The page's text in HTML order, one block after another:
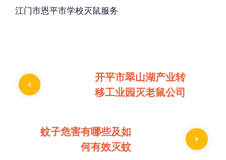
江门市恩平市学校灭鼠服务
开平市翠山湖产业转
移工业园灭老鼠公司
蚊子危害有哪些及如
何有效灭蚊